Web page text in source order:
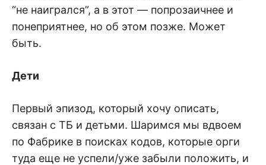
“не наигрался”, а в этот — попрозаичнее и
понеприятнее, но об этом позже. Может
быть.
Дети
Первый эпизод, который хочу описать,
связан с ТБ и детьми. Шаримся мы вдвоем
по Фабрике в поисках кодов, которые орги
туда еще не успели/уже забыли положить, и